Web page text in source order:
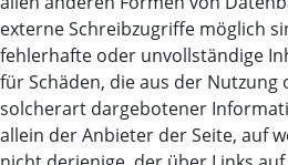
externe Schreibzugriffe möglich
fehlerhafte oder unvollständige
für Schäden, die aus der
solcherart dargebotener
allein der Anbieter der Seite, auf